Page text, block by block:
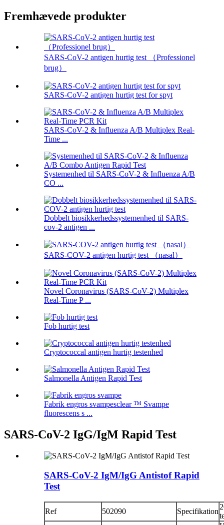
Fremhævede produkter
SARS-CoV-2 antigen hurtig test （Professionel
brug）
SARS-CoV-2 antigen hurtig test for spyt
SARS-CoV-2 & Influenza A/B Multiplex Real-
Time ...
Systemenhed til SARS-CoV-2 & Influenza A/B
CO ...
Dobbelt biosikkerhedssystemenhed til SARS-
cov-2 antigen ...
SARS-COV-2 antigen hurtig test （nasal）
Novel Coronavirus (SARS-CoV-2) Multiplex
Real-Time P ...
Fob hurtig test
Cryptococcal antigen hurtig testenhed
Salmonella Antigen Rapid Test
Fabrik engros svampesclear ™ Svampe
fluorescens s ...
SARS-CoV-2 IgG/IgM Rapid Test
SARS-CoV-2 IgM/IgG Antistof Rapid
Test
Ref 502090 Specifikation